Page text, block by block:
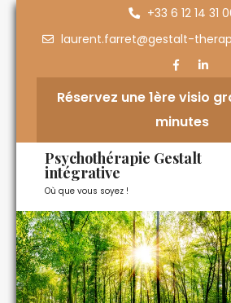
+33 6 12 14 31
laurent.farret@gestalt-
Réservez une 1ère visio
minutes
Psychothérapie Gestalt
intégrative
Où que vous soyez !